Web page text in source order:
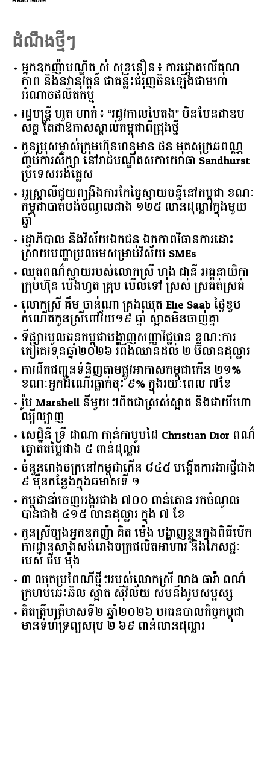
ដំណឹងថ្មីៗ
អ្នកឧកញ៉ាបណ្ឌិត សំ សុខនឿន៖ ការផ្តោតលើគុណ
ភាព និងនវានុវត្តន៍ ជាគន្លឹះជំរុញចិនឡើងជាមហា
អំណាចផលិតកម្ម
រដ្ឋមន្ត្រី ហួត ហាក់៖ “រដូវកាលបៃតង” មិនមែនជាឧប
សគ្គ តែជាឱកាសស្គាល់កម្ពុជាពីជ្រុងថ្មី
កូនប្រុសម្ចាស់ក្រុមហ៊ុនហនុមាន ផន មុតសុក្រឆពណ្ណ
ញ្ចប់ការសិក្សា នៅរាជបណ្ឌិតសភាយោធា Sandhurst
ប្រទេសអង់គ្លេស
អូស្ត្រាលី​ជួយ​ពង្រឹង​ការ​កែច្នៃ​ស្វាយចន្ទី​នៅ​កម្ពុជា​ ​ខណៈ​
កម្ពុជា​បាត់បង់​ចំណូល​ជាង​ ​១២៥​ ​លាន​ដុល្លារ​ក្នុង​មួយ​
ឆ្នាំ​
រដ្ឋាភិបាល​ ​និង​វិស័យ​ឯកជន ​ឯកភាព​វិធានការ​ដោះ
ស្រាយ​បញ្ហា​ប្រឈម​​សម្រាប់​វិស័យ​ ​SMEs​
ឈុតពណ៌ស្វាយរបស់លោកស្រី ហុង ដានី អគ្គ​នាយិកា​
ក្រុមហ៊ុន ប៉េងហួត គ្រុប មើលទៅ ស្រស់ ស្រគត់ស្រគំ
លោកស្រី គឹម ចាន់ណា គ្រងឈុត Elie Saab ថ្ងៃខួប
កំណើតកូនស្រីពៅវ័យ១៩ ឆ្នាំ ស្អាតមិនចាញ់គ្នា
ទីផ្សារ​មូលធន​កម្ពុជា​បង្ហាញ​សញ្ញា​វិជ្ជមាន​ ​ខណៈ​ការ​
កៀរគរ​ទុន​ឆ្នាំ​២០២៦​ ​រំពឹង​ឈានដល់​ ​២​ ​ប៊ីលាន​ដុល្លារ​
ការដឹកជញ្ជូនទំនិញតាមផ្លូវអាកាសកម្ពុជាកើន ២១%
ខណៈអ្នកដំណើរធ្លាក់ចុះ ៩% ក្នុងរយៈពេល ៧ខែ
រ៉ូប Marshell នីមួយៗពិតជាស្រស់ស្អាត និងជាយីហោ
ល្បីល្បាញ
សេដ្ឋិនី ទ្រី ដាណា កាន់កាបូបដៃ Christian Dior ពណ៌
ត្នោតតម្លៃជាង ៥ ពាន់ដុល្លារ
ចំនួន​រោងចក្រ​នៅ​កម្ពុជា​កើន​ ​៨៤៥​ ​បង្កើត​ការងារ​ថ្មី​ជាង​
​៩​ ​ម៉ឺន​កន្លែង​ក្នុង​ឆមាស​ទី ​១​
កម្ពុជានាំចេញអង្ករជាង ៧០០ ពាន់តោន រកចំណូល
បានជាង ៤១៥ លានដុល្លារ ក្នុង ៧ ខែ
កូនស្រីច្បងអ្នកឧកញ៉ា គិត ម៉េង បង្ហាញខ្លួនក្នុងពិធីបើក
ការដ្ឋានសាងសង់រោងចក្រផលិតអាហារ និងភេសជ្ជៈ
របស់ ជីប ម៉ុង
៣ ឈុតប្រពៃណីថ្មីៗរបស់លោកស្រី លាង ធារ៉ា ពណ៌
ក្រហមឆេះឆិល ស្អាត ​ស៊ីវិល័យ សមនឹងរូបសម្ផស្ស
គិត​ត្រឹមត្រីមាស​ទី​២​ ​ឆ្នាំ​២០២៦​ បរធន​បាលកិច្ច​កម្ពុជា​ ​
មាន​ទំហំ​ទ្រព្យ​សរុប​ ​២.៦៩​ ​ពាន់លាន​ដុល្លារ​